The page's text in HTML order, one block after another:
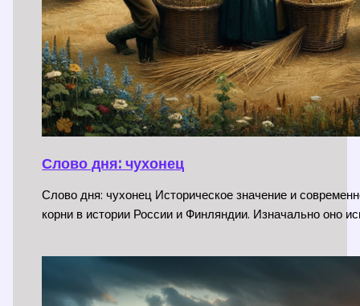
Слово дня: чухонец
Слово дня: чухонец Историческое значение и
корни в истории России и Финляндии. Изначально оно